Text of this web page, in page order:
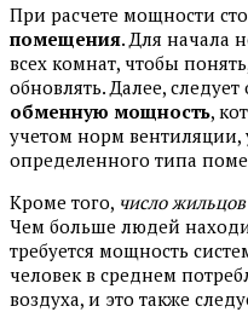
При расчете мощности
помещения. Для начала
всех комнат, чтобы
обновлять. Далее,
обменную мощность,
учетом норм вентиляции,
определенного типа
Кроме того, число жильцов
Чем больше людей
требуется мощность
человек в среднем
воздуха, и это также